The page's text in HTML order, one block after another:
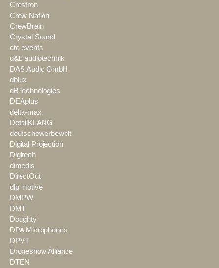
Crestron
Crew Nation
CrewBrain
Crystal Sound
ctc events
d&b audiotechnik
DAS Audio GmbH
dblux
dBTechnologies
DEAplus
delta-max
DetailKLANG
deutschewerbewelt
Digital Projection
Digitech
dimedis
DirectOut
dlp motive
DMPW
DMT
Doughty
DPA Microphones
DPVT
Droneshow Alliance
DTEN